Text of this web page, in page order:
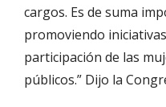
cargos. Es de suma
promoviendo
participación de las
públicos.” Dijo la